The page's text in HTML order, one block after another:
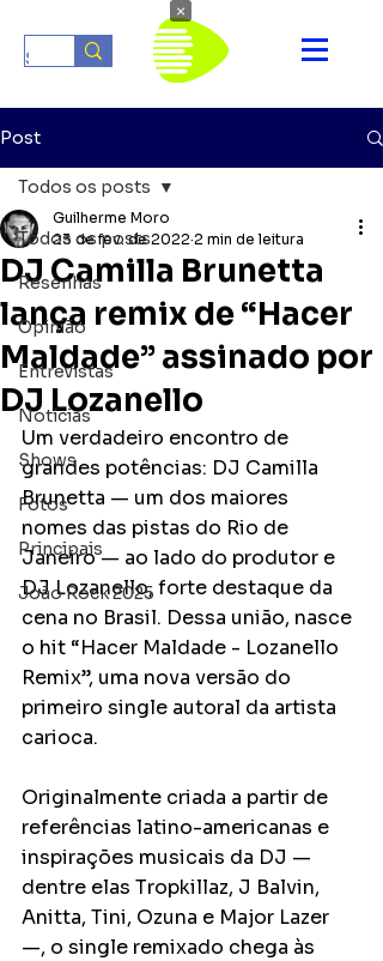
Post
Todos os posts
Resenhas
Opinião
Entrevistas
Notícias
Shows
Fotos
Principais
João Rock 2025
Todos os posts
DJ Camilla Brunetta
lança remix de “Hacer
Maldade” assinado por
DJ Lozanello
Guilherme Moro
23 de fev. de 2022 2 min de leitura
Um verdadeiro encontro de
grandes potências: DJ Camilla
Brunetta — um dos maiores
nomes das pistas do Rio de
Janeiro — ao lado do produtor e
DJ Lozanello, forte destaque da
cena no Brasil. Dessa união, nasce
o hit “Hacer Maldade - Lozanello
Remix”, uma nova versão do
primeiro single autoral da artista
carioca.
Originalmente criada a partir de
referências latino-americanas e
inspirações musicais da DJ —
dentre elas Tropkillaz, J Balvin,
Anitta, Tini, Ozuna e Major Lazer
—, o single remixado chega às
×